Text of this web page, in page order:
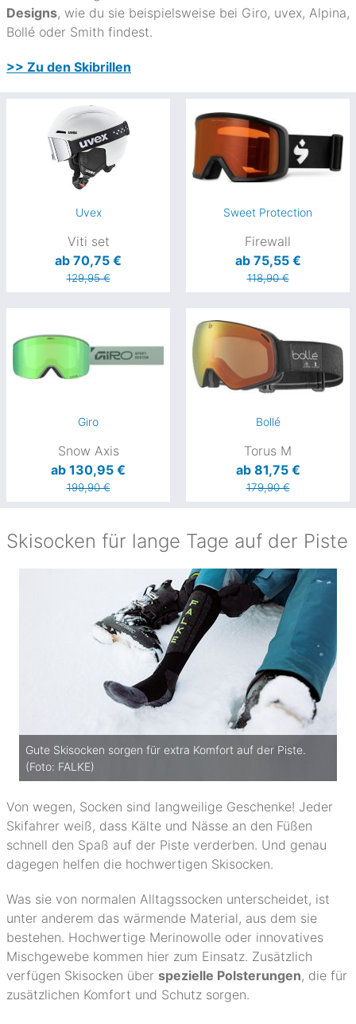
Designs, wie du sie beispielsweise bei Giro, uvex, Alpina,
Bollé oder Smith findest.
>> Zu den Skibrillen
Uvex
Viti set
ab 70,75 €
129,95 €
Sweet Protection
Firewall
ab 75,55 €
118,90 €
Giro
Snow Axis
ab 130,95 €
199,90 €
Bollé
Torus M
ab 81,75 €
179,90 €
Skisocken für lange Tage auf der Piste
Gute Skisocken sorgen für extra Komfort auf der Piste.
(Foto: FALKE)
Von wegen, Socken sind langweilige Geschenke! Jeder
Skifahrer weiß, dass Kälte und Nässe an den Füßen
schnell den Spaß auf der Piste verderben. Und genau
dagegen helfen die hochwertigen Skisocken.
Was sie von normalen Alltagssocken unterscheidet, ist
unter anderem das wärmende Material, aus dem sie
bestehen. Hochwertige Merinowolle oder innovatives
Mischgewebe kommen hier zum Einsatz. Zusätzlich
verfügen Skisocken über spezielle Polsterungen, die für
zusätzlichen Komfort und Schutz sorgen.